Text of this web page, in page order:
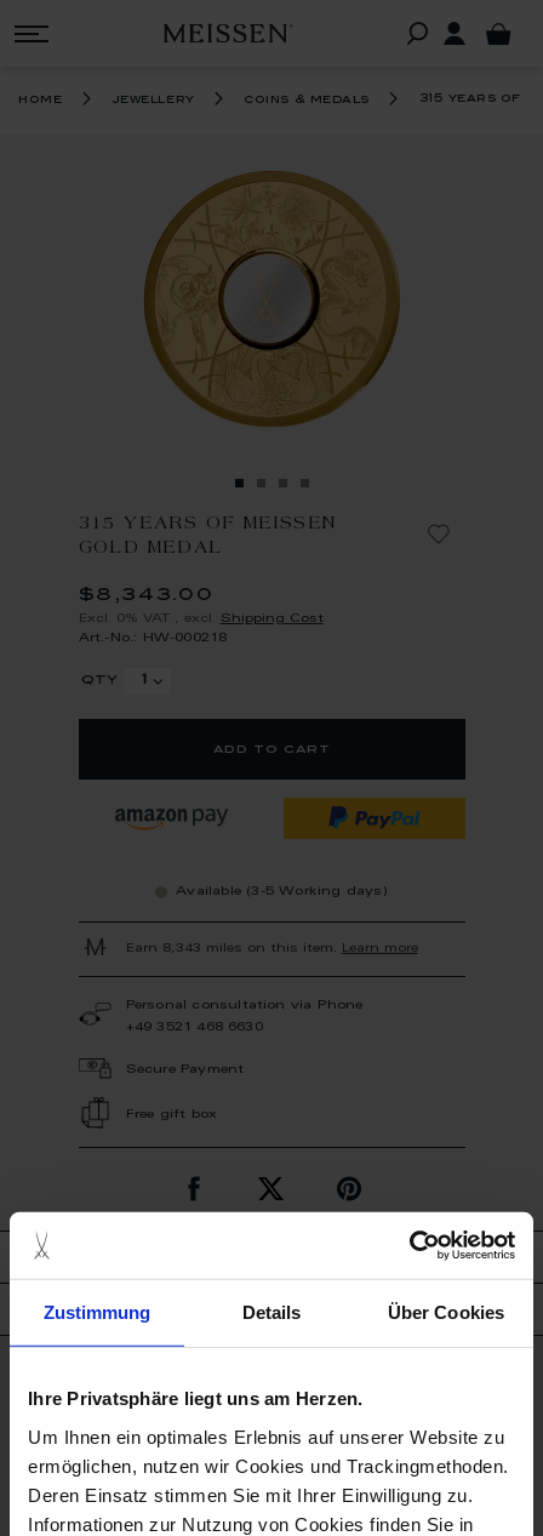
Zustimmung Details Über Cookies
Ihre Privatsphäre liegt uns am Herzen.
Um Ihnen ein optimales Erlebnis auf unserer Website zu
ermöglichen, nutzen wir Cookies und Trackingmethoden.
Deren Einsatz stimmen Sie mit Ihrer Einwilligung zu.
Informationen zur Nutzung von Cookies finden Sie in
home jewellery coins & medals 315 years of
315 YEARS OF MEISSEN
GOLD MEDAL
$8,343.00
Excl. 0% VAT excl. Shipping Cost
Art.-No.: HW-000218
qty
add to cart
Available (3-5 Working days)
Earn 8,343 miles on this item. Learn more
Personal consultation via Phone
+49 3521 468 6630
Secure Payment
Free gift box
description
product details
good to know
Porcelain - Handmade in
Germany
Limited Quantity